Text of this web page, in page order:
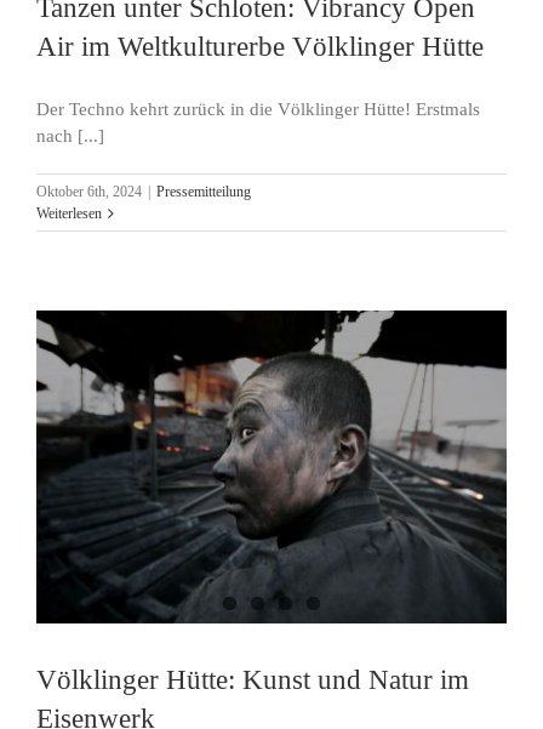
Tanzen unter Schloten: Vibrancy Open
Air im Weltkulturerbe Völklinger Hütte
Der Techno kehrt zurück in die Völklinger Hütte! Erstmals
nach [...]
Oktober 6th, 2024 | Pressemitteilung
Weiterlesen
Völklinger Hütte: Kunst und Natur im
Eisenwerk